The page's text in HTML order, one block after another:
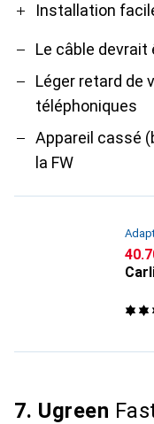
Installation
Le câble devrait
Léger retard de
téléphoniques
Appareil cassé
la FW
CHF
7. Ugreen